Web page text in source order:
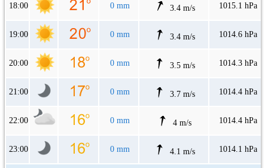
18:00 0 mm 3.4 m/s 1015.1 hPa
19:00 0 mm 3.4 m/s 1014.6 hPa
20:00 0 mm 3.5 m/s 1014.3 hPa
21:00 0 mm 3.7 m/s 1014.4 hPa
22:00 0 mm 4 m/s 1014.4 hPa
23:00 0 mm 4.1 m/s 1014.1 hPa